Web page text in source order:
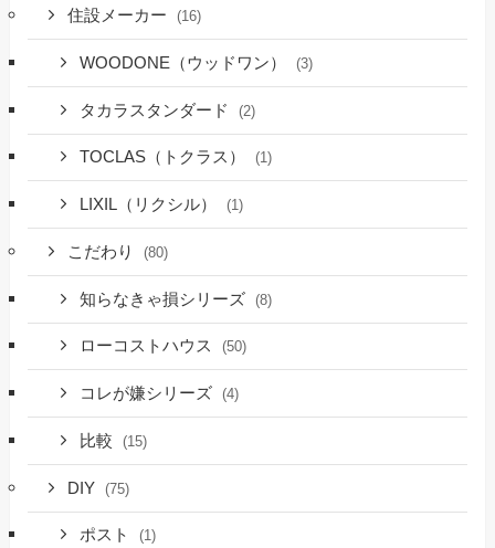
住設メーカー (16)
WOODONE（ウッドワン） (3)
タカラスタンダード (2)
TOCLAS（トクラス） (1)
LIXIL（リクシル） (1)
こだわり (80)
知らなきゃ損シリーズ (8)
ローコストハウス (50)
コレが嫌シリーズ (4)
比較 (15)
DIY (75)
ポスト (1)